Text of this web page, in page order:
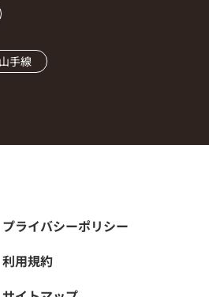
山手線
プライバシーポリシー
利用規約